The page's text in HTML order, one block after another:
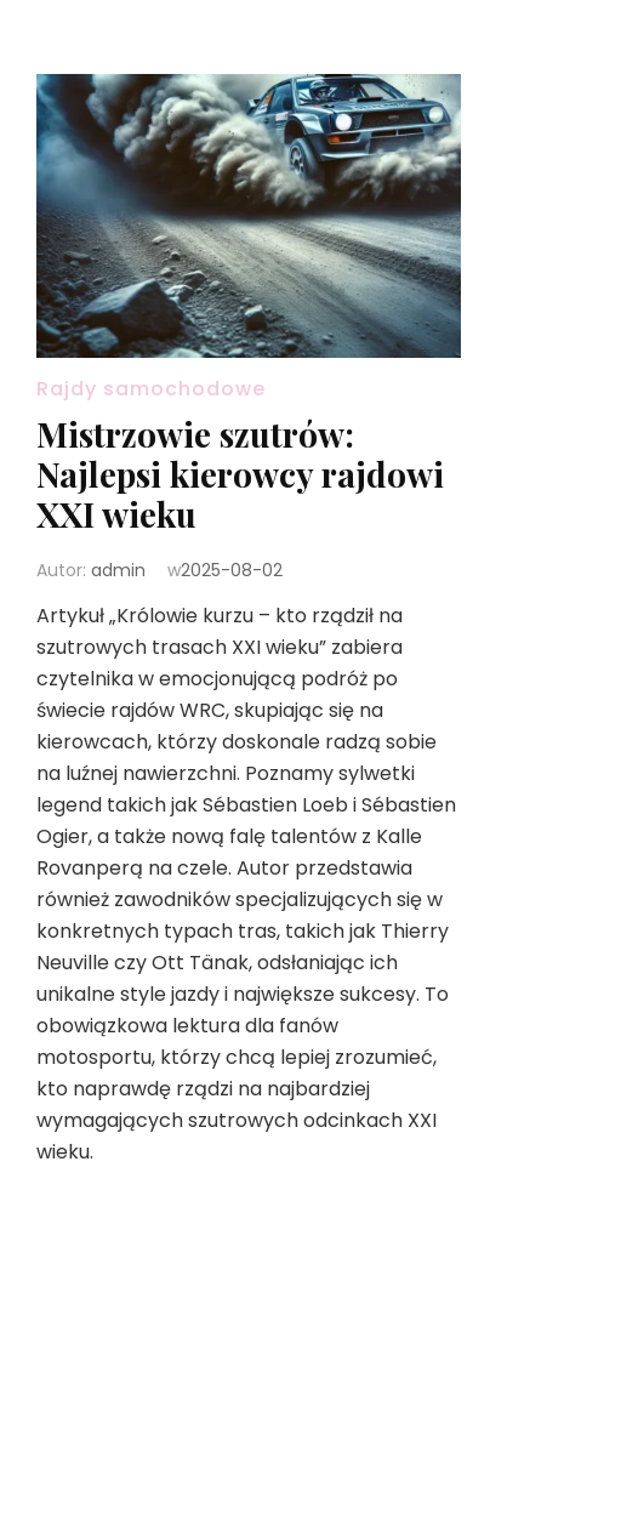
Rajdy samochodowe
Mistrzowie szutrów:
Najlepsi kierowcy rajdowi
XXI wieku
Autor: admin w2025-08-02
Artykuł „Królowie kurzu – kto rządził na
szutrowych trasach XXI wieku” zabiera
czytelnika w emocjonującą podróż po
świecie rajdów WRC, skupiając się na
kierowcach, którzy doskonale radzą sobie
na luźnej nawierzchni. Poznamy sylwetki
legend takich jak Sébastien Loeb i Sébastien
Ogier, a także nową falę talentów z Kalle
Rovanperą na czele. Autor przedstawia
również zawodników specjalizujących się w
konkretnych typach tras, takich jak Thierry
Neuville czy Ott Tänak, odsłaniając ich
unikalne style jazdy i największe sukcesy. To
obowiązkowa lektura dla fanów
motosportu, którzy chcą lepiej zrozumieć,
kto naprawdę rządzi na najbardziej
wymagających szutrowych odcinkach XXI
wieku.